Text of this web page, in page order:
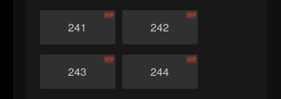
241
VIP
242
VIP
243
VIP
244
VIP